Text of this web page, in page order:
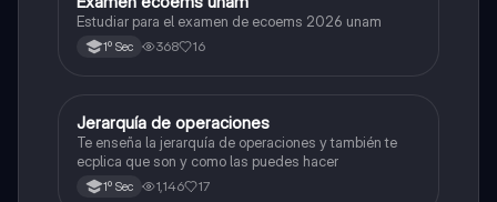
Estudiar para el examen de ecoems 2026 unam
1º Sec 368 16
Matemáticas
Jerarquía de operaciones
Te enseña la jerarquía de operaciones y también te
ecplica que son y como las puedes hacer
1º Sec 1,146 17